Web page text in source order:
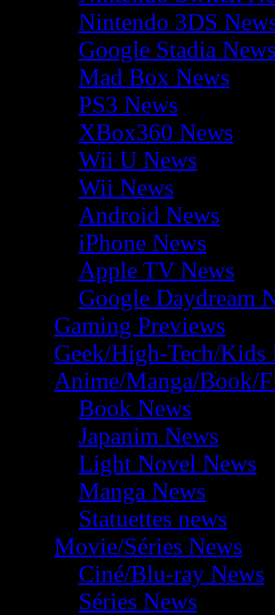
Nintendo 3DS
Google Stadia
Mad Box News
PS3 News
XBox360 News
Wii U News
Wii News
Android News
iPhone News
Apple TV News
Google Daydream
Gaming Previews
Geek/High-Tech/Kids
Anime/Manga/Book/
Book News
Japanim News
Light Novel News
Manga News
Statuettes news
Movie/Séries News
Ciné/Blu-ray News
Séries News